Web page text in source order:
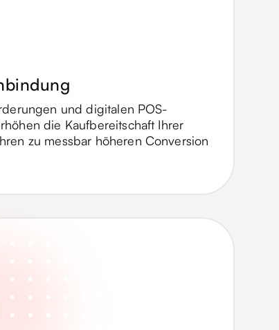
und digitalen POS-
die Kaufbereitschaft Ihrer
zu messbar höheren Conversion